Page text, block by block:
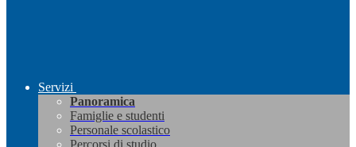
Servizi
Panoramica
Famiglie e studenti
Personale scolastico